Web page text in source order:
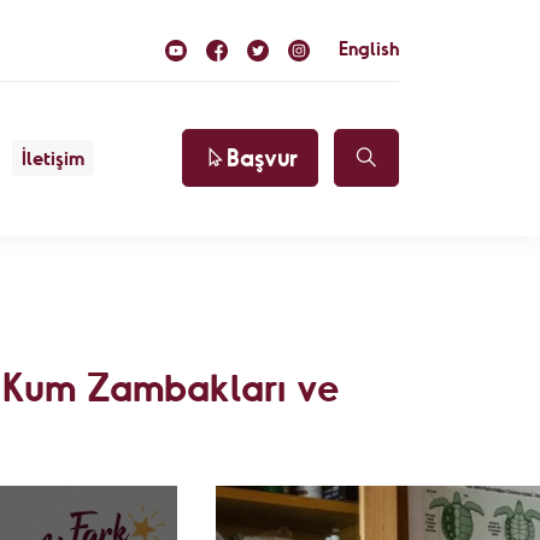
English
İletişim Başvur
Zambakları ve